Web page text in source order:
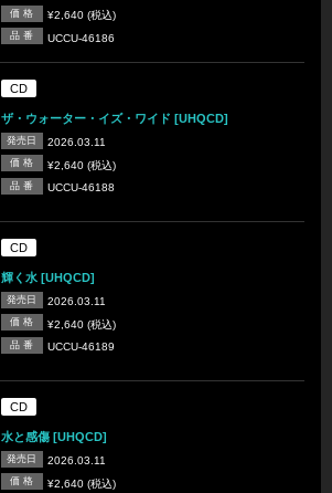
価 格 ¥2,640 (税込)
品 番 UCCU-46186
CD
ザ・ウォーター・イズ・ワイド [UHQCD]
発売日 2026.03.11
価 格 ¥2,640 (税込)
品 番 UCCU-46188
CD
輝く水 [UHQCD]
発売日 2026.03.11
価 格 ¥2,640 (税込)
品 番 UCCU-46189
CD
水と感傷 [UHQCD]
発売日 2026.03.11
価 格 ¥2,640 (税込)